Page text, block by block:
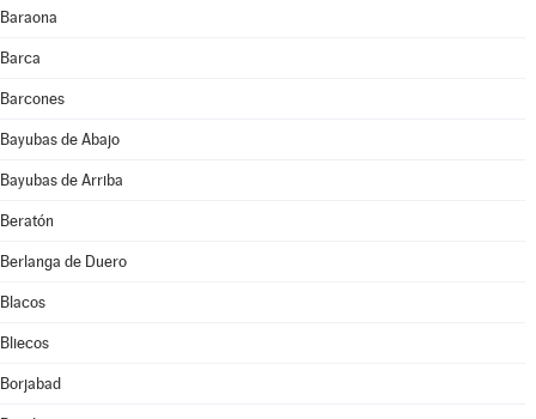
Baraona
Barca
Barcones
Bayubas de Abajo
Bayubas de Arriba
Beratón
Berlanga de Duero
Blacos
Bliecos
Borjabad